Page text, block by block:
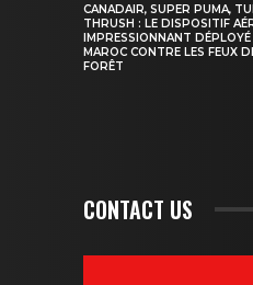
CANADAIR, SUPER PUMA,
THRUSH : LE DISPOSITIF
IMPRESSIONNANT DÉPLOYÉ
MAROC CONTRE LES FEUX
FORÊT
CONTACT US